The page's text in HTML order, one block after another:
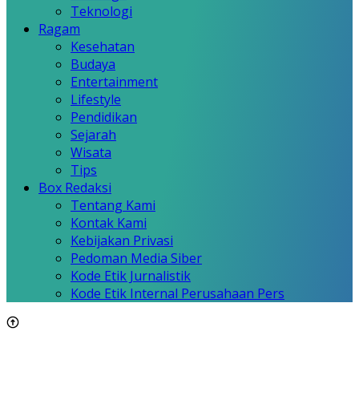
Teknologi
Ragam
Kesehatan
Budaya
Entertainment
Lifestyle
Pendidikan
Sejarah
Wisata
Tips
Box Redaksi
Tentang Kami
Kontak Kami
Kebijakan Privasi
Pedoman Media Siber
Kode Etik Jurnalistik
Kode Etik Internal Perusahaan Pers